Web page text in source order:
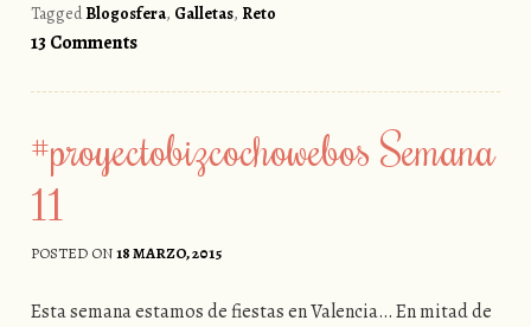
TaggedBlogosfera, Galletas, Reto
13 Comments
#proyectobizcochowebos Semana
11
POSTED ON18 MARZO, 2015
Esta semana estamos de fiestas en Valencia… En mitad de